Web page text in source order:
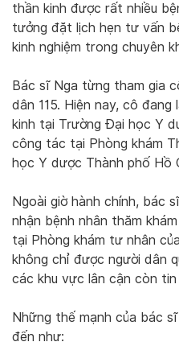
thần kinh được rất nhiều
tưởng đặt lịch hẹn tư vấn
kinh nghiệm trong chuyên
Bác sĩ Nga từng tham gia
dân 115. Hiện nay, cô
kinh tại Trường Đại học Y
công tác tại Phòng khám
học Y dược Thành phố Hồ
Ngoài giờ hành chính, bác
nhận bệnh nhân thăm
tại Phòng khám tư nhân
không chỉ được người dân
các khu vực lân cận còn
Những thế mạnh của bác
đến như: